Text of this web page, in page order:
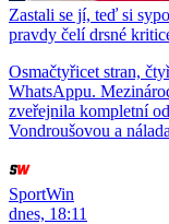
Zastali se jí, teď si
pravdy čelí drsné
Osmačtyřicet stran,
WhatsAppu.
zveřejnila kompletní
Vondroušovou a
SportWin
dnes, 18:11